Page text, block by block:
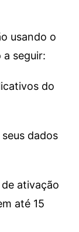
usando o
a seguir:
do
dados
ativação
até 15